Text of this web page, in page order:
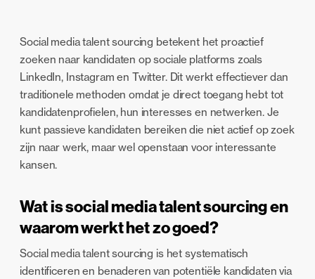
Social media talent sourcing betekent het proactief
zoeken naar kandidaten op sociale platforms zoals
LinkedIn, Instagram en Twitter. Dit werkt effectiever dan
traditionele methoden omdat je direct toegang hebt tot
kandidatenprofielen, hun interesses en netwerken. Je
kunt passieve kandidaten bereiken die niet actief op zoek
zijn naar werk, maar wel openstaan voor interessante
kansen.
Wat is social media talent sourcing en
waarom werkt het zo goed?
Social media talent sourcing is het systematisch
identificeren en benaderen van potentiële kandidaten via